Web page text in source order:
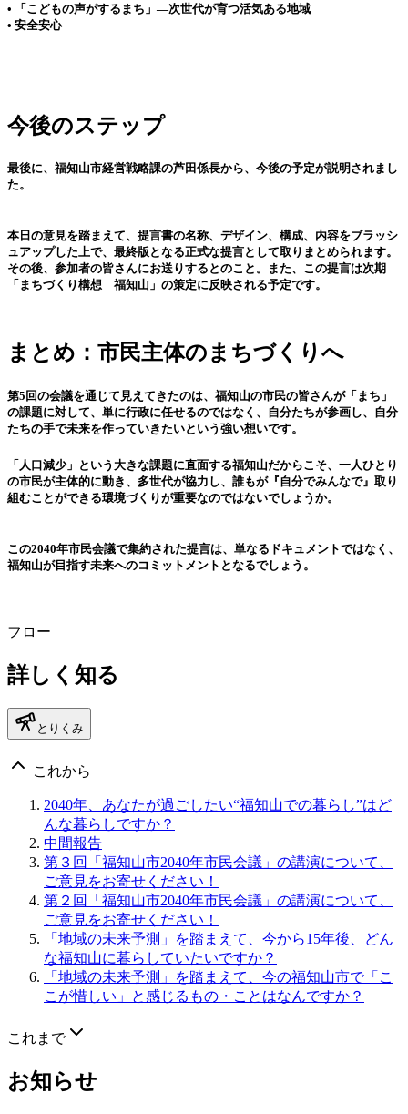
• 「こどもの声がするまち」—次世代が育つ活気ある地域
• 安全安心
今後のステップ
最後に、福知山市経営戦略課の芦田係長から、今後の予定が説明されまし
た。
本日の意見を踏まえて、提言書の名称、デザイン、構成、内容をブラッシ
ュアップした上で、最終版となる正式な提言として取りまとめられます。
その後、参加者の皆さんにお送りするとのこと。また、この提言は次期
「まちづくり構想 福知山」の策定に反映される予定です。
まとめ：市民主体のまちづくりへ
第5回の会議を通じて見えてきたのは、福知山の市民の皆さんが「まち」
の課題に対して、単に行政に任せるのではなく、自分たちが参画し、自分
たちの手で未来を作っていきたいという強い想いです。
「人口減少」という大きな課題に直面する福知山だからこそ、一人ひとり
の市民が主体的に動き、多世代が協力し、誰もが『自分でみんなで』取り
組むことができる環境づくりが重要なのではないでしょうか。
この2040年市民会議で集約された提言は、単なるドキュメントではなく、
福知山が目指す未来へのコミットメントとなるでしょう。
フロー
詳しく知る
とりくみ
これから
2040年、あなたが過ごしたい“福知山での暮らし”はど
んな暮らしですか？
中間報告
第３回「福知山市2040年市民会議」の講演について、
ご意見をお寄せください！
第２回「福知山市2040年市民会議」の講演について、
ご意見をお寄せください！
「地域の未来予測」を踏まえて、今から15年後、どん
な福知山に暮らしていたいですか？
「地域の未来予測」を踏まえて、今の福知山市で「こ
こが惜しい」と感じるもの・ことはなんですか？
これまで
お知らせ